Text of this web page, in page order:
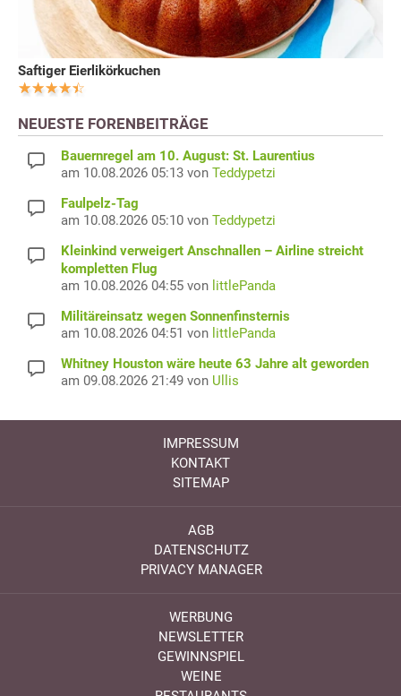
Saftiger Eierlikörkuchen
NEUESTE FORENBEITRÄGE
Bauernregel am 10. August: St. Laurentius
am 10.08.2026 05:13 von Teddypetzi
Faulpelz-Tag
am 10.08.2026 05:10 von Teddypetzi
Kleinkind verweigert Anschnallen – Airline streicht
kompletten Flug
am 10.08.2026 04:55 von littlePanda
Militäreinsatz wegen Sonnenfinsternis
am 10.08.2026 04:51 von littlePanda
Whitney Houston wäre heute 63 Jahre alt geworden
am 09.08.2026 21:49 von Ullis
IMPRESSUM
KONTAKT
SITEMAP
AGB
DATENSCHUTZ
PRIVACY MANAGER
WERBUNG
NEWSLETTER
GEWINNSPIEL
WEINE